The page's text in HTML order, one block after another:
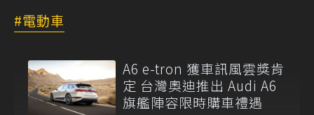
電動車
A6 e-tron 獲車訊風雲獎肯
定 台灣奧迪推出 Audi A6
旗艦陣容限時購車禮遇